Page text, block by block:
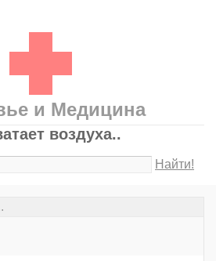
и Медицина
воздуха..
Найти!